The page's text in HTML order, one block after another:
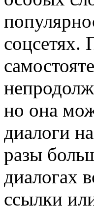
соцсетях.
но она
диалоги
разы
диалогах
ссылки